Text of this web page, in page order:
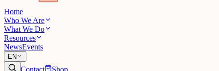
Home
Who We Are
What We Do
Resources
NewsEvents
EN
Contact Shop